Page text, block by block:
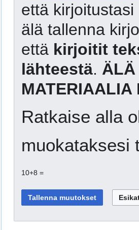
että
älä tallenna
että kirjoitit
lähteestä. ÄLÄ
MATERIAALIA
Ratkaise alla
muokataksesi
10+8 =